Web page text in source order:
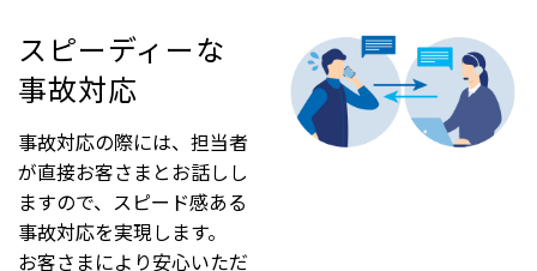
スピーディーな
事故対応
事故対応の際には、担当者
が直接お客さまとお話しし
ますので、スピード感ある
事故対応を実現します。
お客さまにより安心いただ